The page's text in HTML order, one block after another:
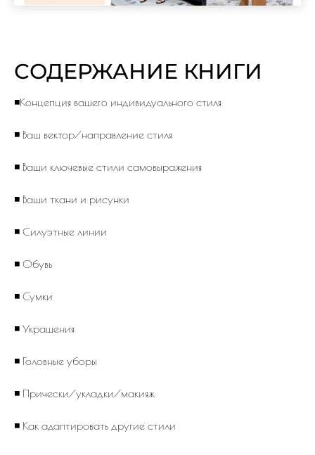
СОДЕРЖАНИЕ КНИГИ
◾️Концепция вашего индивидуального стиля
◾️ Ваш вектор/направление стиля
◾️ Ваши ключевые стили самовыражения
◾️ Ваши ткани и рисунки
◾️ Силуэтные линии
◾️ Обувь
◾️ Сумки
◾️ Украшения
◾️ Головные уборы
◾️ Прически/укладки/макияж
◾️ Как адаптировать другие стили